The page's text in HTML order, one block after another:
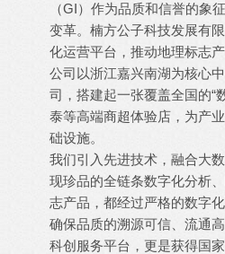
（GI）作为品质和信誉的象
变革。楠方公子科技发展有
化运营平台，推动地理标志
公司以浙江嘉兴南湖为核心
司，搭建起一张覆盖全国的“
泰等高端商超体验店，为产
础设施。
我们引入先进技术，融合大
现珍品的全链条数字化分析
志产品，都经过严格的数字
确保品质的溯源可信、流通
科创服务平台，更是获得国